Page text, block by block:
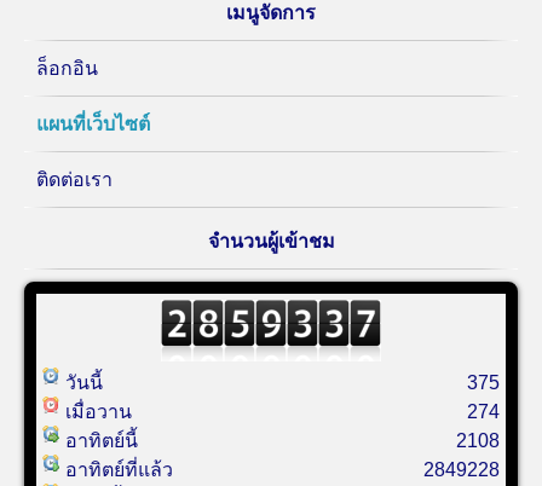
เมนูจัดการ
ล็อกอิน
แผนที่เว็บไซต์
ติดต่อเรา
จำนวนผู้เข้าชม
วันนี้
เมื่อวาน
อาทิตย์นี้
อาทิตย์ที่แล้ว
375
274
2108
2849228